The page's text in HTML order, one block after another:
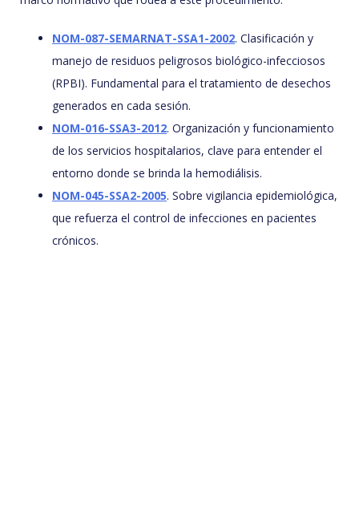
NOM-087-SEMARNAT-SSA1-2002. Clasificación y
manejo de residuos peligrosos biológico-infecciosos
(RPBI). Fundamental para el tratamiento de desechos
generados en cada sesión.
NOM-016-SSA3-2012. Organización y funcionamiento
de los servicios hospitalarios, clave para entender el
entorno donde se brinda la hemodiálisis.
NOM-045-SSA2-2005. Sobre vigilancia epidemiológica,
que refuerza el control de infecciones en pacientes
crónicos.